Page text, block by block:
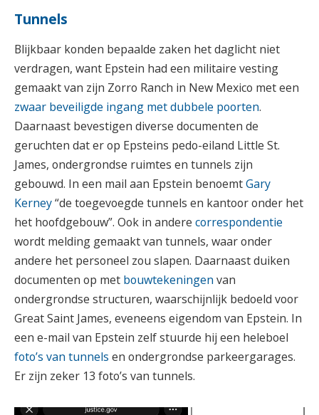
Tunnels
Blijkbaar konden bepaalde zaken het daglicht niet
verdragen, want Epstein had een militaire vesting
gemaakt van zijn Zorro Ranch in New Mexico met een
zwaar beveiligde ingang met dubbele poorten.
Daarnaast bevestigen diverse documenten de
geruchten dat er op Epsteins pedo-eiland Little St.
James, ondergrondse ruimtes en tunnels zijn
gebouwd. In een mail aan Epstein benoemtGary
Kerney“de toegevoegde tunnels en kantoor onder het
het hoofdgebouw”. Ook in andere correspondentie
wordt melding gemaakt van tunnels, waar onder
andere het personeel zou slapen. Daarnaast duiken
documenten op met bouwtekeningen van
ondergrondse structuren, waarschijnlijk bedoeld voor
Great Saint James, eveneens eigendom van Epstein. In
een e-mail van Epstein zelf stuurde hij een heleboel
foto’s van tunnels en ondergrondse parkeergarages.
Er zijn zeker 13 foto’s van tunnels.